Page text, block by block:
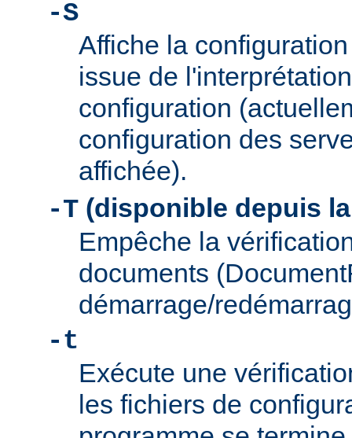
-S
Affiche la
issue de
configuration
configuration des
affichée).
-T (disponible depuis
Empêche la
documents
démarrage/
-t
Exécute une
les fichiers de